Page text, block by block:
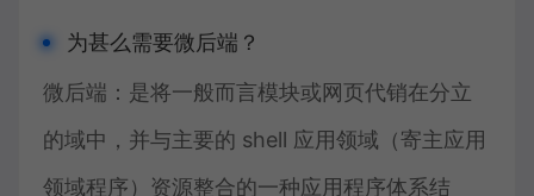
为甚么需要微后端？
微后端：是将一般而言模块或网页代销在分立
的域中，并与主要的 shell 应用领域（寄主应用
领域程序）资源整合的一种应用程序体系结